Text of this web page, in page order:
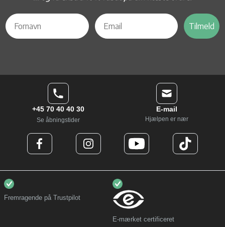
Tilmeld
+45 70 40 40 30
Se åbningstider
E-mail
Hjælpen er nær
Fremragende på Trustpilot
E-mærket certificeret